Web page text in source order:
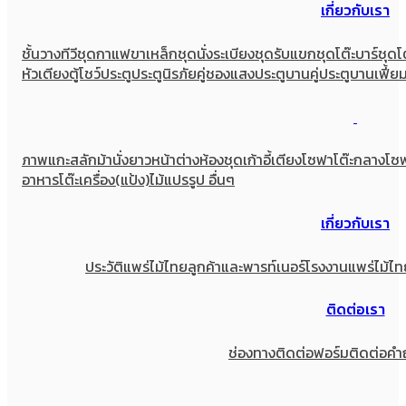
เกี่ยวกับเรา
ชั้นวางทีวีชุดกาแฟขาเหล็กชุดนั่งระเบียงชุดรับแขกชุดโต๊ะบาร์ชุดโ
หัวเตียงตู้โชว์ประตูประตูนิรภัยคู่ชองแสงประตูบานคู่ประตูบานเฟี้ย
ภาพแกะสลักม้านั่งยาวหน้าต่างห้องชุดเก้าอี้เตียงโซฟาโต๊ะกลางโซ
อาหารโต๊ะเครื่อง(แป้ง)ไม้แปรรูป อื่นๆ
เกี่ยวกับเรา
ประวัติแพร่ไม้ไทยลูกค้าและพารท์เนอร์โรงงานแพร่ไม้ไ
ติดต่อเรา
ช่องทางติดต่อฟอร์มติดต่อค